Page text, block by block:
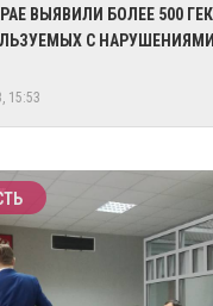
ВЫЯВИЛИ БОЛЕЕ 500
С НАРУШЕНИЯМИ
15:53